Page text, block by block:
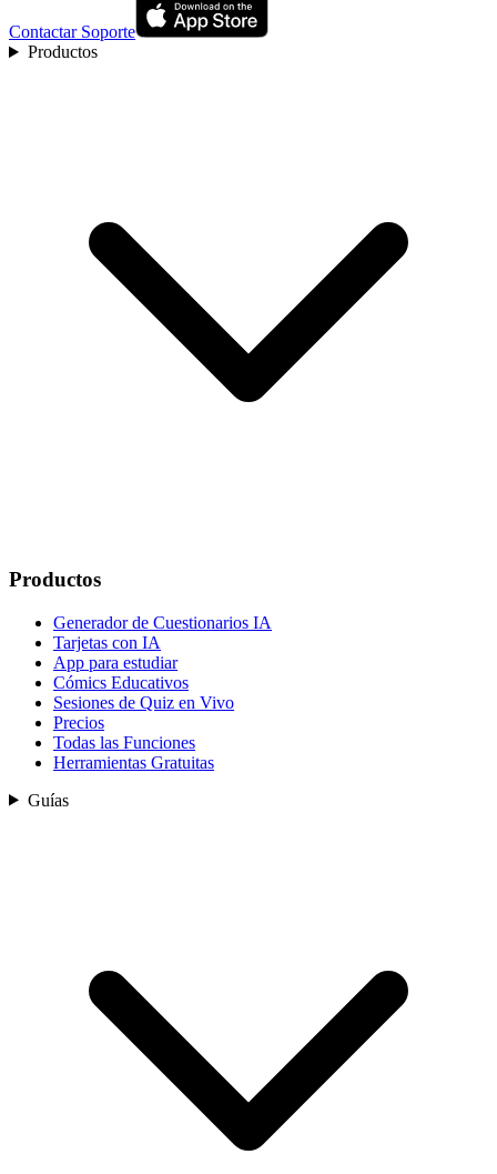
Contactar Soporte
Productos
Productos
Generador de Cuestionarios IA
Tarjetas con IA
App para estudiar
Cómics Educativos
Sesiones de Quiz en Vivo
Precios
Todas las Funciones
Herramientas Gratuitas
Guías